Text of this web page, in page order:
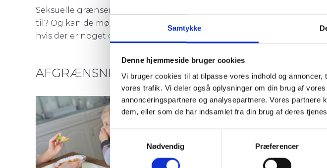
Samtykke
Denne hjemmeside bruger cookies
Vi bruger cookies til at tilpasse vores indhold og
vores trafik. Vi deler også oplysninger om din brug af
annonceringspartnere og analysepartnere. Vores
dem, eller som de har indsamlet fra din brug af deres
Samtykkevalg
Nødvendig
Præferencer
Seksuelle grænser er også en vanskelig størrelse. Hvad har den ene
til? Og kan de mødes i det? Det kan de, hvis de kan vise hvor deres
hvis der er noget de ikke har lyst til, og er trygge ved at fortælle hvad
AFGRÆNSNING – AFVISNING
At sætte en grænse eller ”afgrænse sig”
afvisning af den man afgrænser sig
sine egne behov. Det lærer børn ved, at
handling, at det, barnet føler er rigtigt.